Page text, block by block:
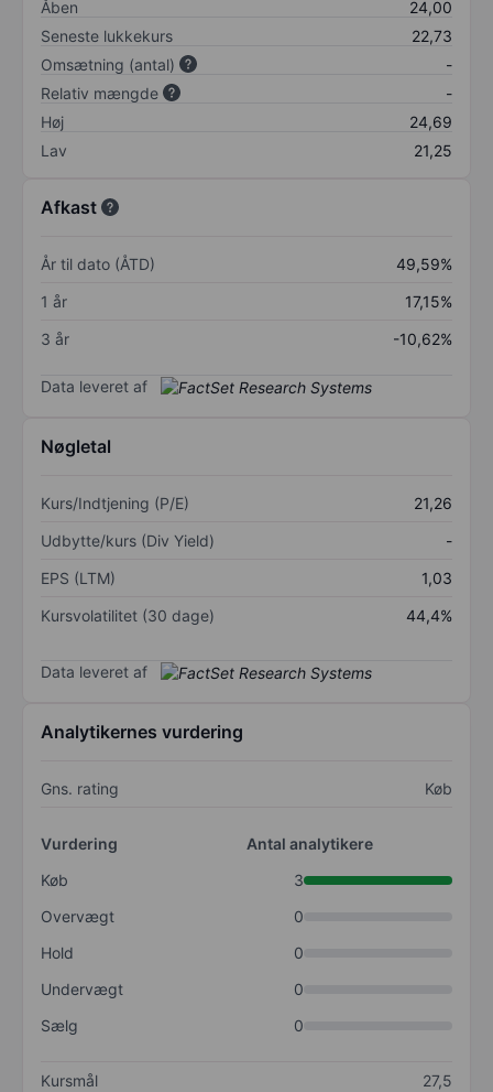
Åben
24,00
Seneste lukkekurs
22,73
Omsætning (antal)
-
Relativ mængde
-
Høj
24,69
Lav
21,25
Afkast
År til dato (ÅTD)
49,59%
1 år
17,15%
3 år
-10,62%
Data leveret af
Nøgletal
Kurs/Indtjening (P/E)
21,26
Udbytte/kurs (Div Yield)
-
EPS (LTM)
1,03
Kursvolatilitet (30 dage)
44,4%
Data leveret af
Analytikernes vurdering
Gns. rating Køb
Vurdering
Antal analytikere
Køb
3
Overvægt
0
Hold
0
Undervægt
0
Sælg
0
Kursmål
27,5